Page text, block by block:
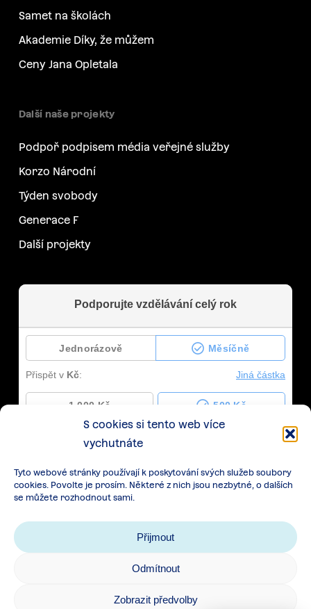
S cookies si tento web více
vychutnáte
Tyto webové stránky používají k poskytování svých služeb soubory
cookies. Povolte je prosím. Některé z nich jsou nezbytné, o dalších
se můžete rozhodnout sami.
Přijmout
Odmítnout
Zobrazit předvolby
Samet na školách
Akademie Díky, že můžem
Ceny Jana Opletala
Další naše projekty
Podpoř podpisem média veřejné služby
Korzo Národní
Týden svobody
Generace F
Další projekty
Zásady zpracování osobních údajů